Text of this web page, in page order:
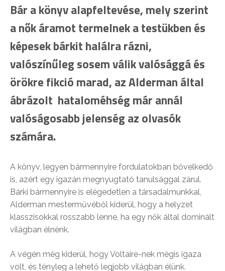
Bár a könyv alapfeltevése, mely szerint
a nők áramot termelnek a testükben és
képesek bárkit halálra rázni,
valószínűleg sosem válik valósággá és
örökre fikció marad, az Alderman által
ábrázolt hataloméhség már annál
valóságosabb jelenség az olvasók
számára.
A könyv, legyen bármennyire fordulatokban bővelkedő
is, azért egy igazán megnyugtató tanulsággal zárul.
Bárki bármennyire is elégedetlen a társadalmunkkal,
Alderman mesterművéből kiderül, hogy a helyzet
klasszisokkal rosszabb lenne, ha egy nők által dominált
világban élnénk.
A végén még kiderül, hogy Voltaire-nek mégis igaza
volt, és tényleg a lehető legjobb világban élünk.